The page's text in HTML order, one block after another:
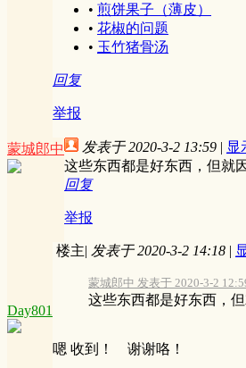
• 煎饼果子（薄皮）
• 花椒的问题
• 玉竹猪骨汤
回复
举报
蒙城郎中 发表于 2020-3-2 13:59 | 显
这些东西都是好东西，但就
回复
举报
Day801
楼主| 发表于 2020-3-2 14:18 |
蒙城郎中 发表于 2020-3-2
这些东西都是好东西，
嗯 收到！ 谢谢咯！